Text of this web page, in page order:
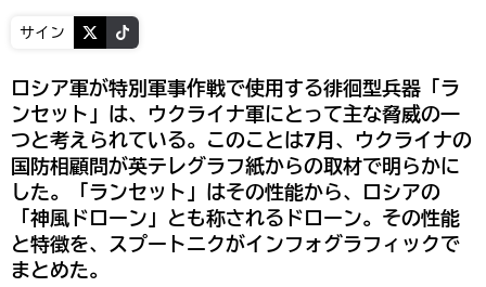
サイン
ロシア軍が特別軍事作戦で使用する徘徊型兵器「ラ
ンセット」は、ウクライナ軍にとって主な脅威の一
つと考えられている。このことは7月、ウクライナの
国防相顧問が英テレグラフ紙からの取材で明らかに
した。「ランセット」はその性能から、ロシアの
「神風ドローン」とも称されるドローン。その性能
と特徴を、スプートニクがインフォグラフィックで
まとめた。